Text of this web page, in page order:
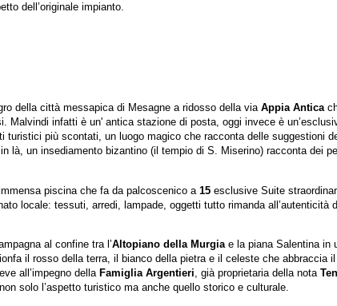
dell’originale impianto.
della città messapica di Mesagne a ridosso della via Appia Antica
Malvindi infatti è un' antica stazione di posta, oggi invece è
turistici più scontati, un luogo magico che racconta delle suggestioni
là, un insediamento bizantino (il tempio di S. Miserino) racconta dei
piscina che fa da palcoscenico a 15 esclusive Suite
locale: tessuti, arredi, lampade, oggetti tutto rimanda all’autenticità
al confine tra l’Altopiano della Murgia e la piana Salentina in
il rosso della terra, il bianco della pietra e il celeste che abbraccia
all’impegno della Famiglia Argentieri , già proprietaria della nota
solo l’aspetto turistico ma anche quello storico e culturale.